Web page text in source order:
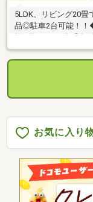
5LDK、リビング20
品◎駐車2台可能！
◆◆○住吉小学校…約
園…約250m○チャレ
店…約800m○クスリ
入町一丁目店…約
3300m○新発田住吉
お気に入り